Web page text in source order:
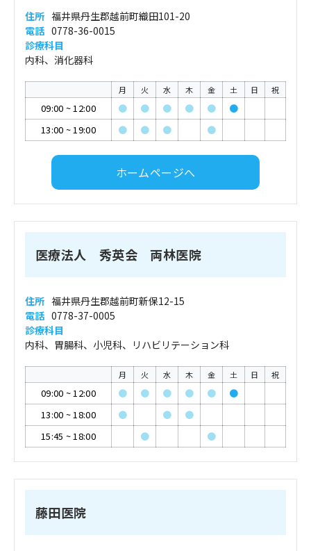
住所 福井県丹生郡越前町織田101-20
電話 0778-36-0015
診療科目
内科、消化器科
月 火 水 木 金 土 日 祝
09:00 ~12:00 ● ● ● ● ●
●
13:00 ~19:00 ● ● ● ●
ホームページへ
医療法人 秀英会 両林医院
住所 福井県丹生郡越前町新保12-15
電話 0778-37-0005
診療科目
内科、胃腸科、小児科、リハビリテーション科
月 火 水 木 金 土 日 祝
09:00 ~12:00 ● ● ● ● ●
●
13:00 ~18:00 ● ●
●
15:45 ~18:00 ● ●
藤田医院